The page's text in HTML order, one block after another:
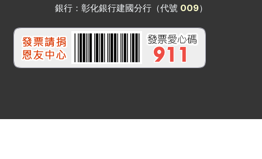
銀行：彰化銀行建國分行（代號 009）